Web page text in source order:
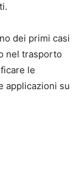
dei primi casi
nel trasporto
le
applicazioni su